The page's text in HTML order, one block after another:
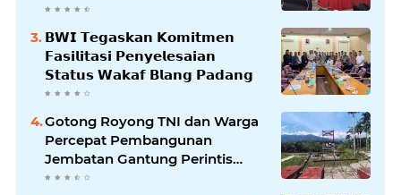
𝗕𝗹𝗮𝗻𝗴𝗽𝗮𝗱𝗮𝗻𝗴
𝗕𝗪𝗜 𝗧𝗲𝗴𝗮𝘀𝗸𝗮𝗻 𝗞𝗼𝗺𝗶𝘁𝗺𝗲𝗻
𝗙𝗮𝘀𝗶𝗹𝗶𝘁𝗮𝘀𝗶 𝗣𝗲𝗻𝘆𝗲𝗹𝗲𝘀𝗮𝗶𝗮𝗻
𝗦𝘁𝗮𝘁𝘂𝘀 𝗪𝗮𝗸𝗮𝗳 𝗕𝗹𝗮𝗻𝗴 𝗣𝗮𝗱𝗮𝗻𝗴
Gotong Royong TNI dan Warga
Percepat Pembangunan
Jembatan Gantung Perintis
Kuta Ujung Aceh Tenggara